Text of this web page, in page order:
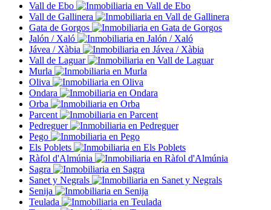
Vall de Ebo
Vall de Gallinera
Gata de Gorgos
Jalón / Xaló
Jávea / Xàbia
Vall de Laguar
Murla
Oliva
Ondara
Orba
Parcent
Pedreguer
Pego
Els Poblets
Ràfol d'Almúnia
Sagra
Sanet y Negrals
Senija
Teulada